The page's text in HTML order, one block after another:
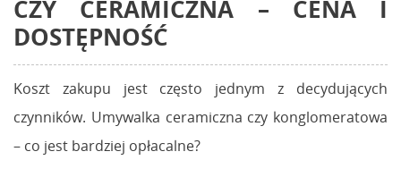
CZY CERAMICZNA – CENA I
DOSTĘPNOŚĆ
Koszt zakupu jest często jednym z decydujących
czynników. Umywalka ceramiczna czy konglomeratowa
– co jest bardziej opłacalne?